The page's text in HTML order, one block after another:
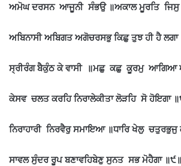
ਅਮੋਘ ਦਰਸਨ ਆਜੂਨੀ ਸੰਭਉ ॥ਅਕਾਲ ਮੂਰਤਿ ਜਿਸੁ
ਅਬਿਨਾਸੀ ਅਬਿਗਤ ਅਗੋਚਰਸਭੁ ਕਿਛੁ ਤੁਝ ਹੀ ਹੈ
ਸ੍ਰੀਰੰਗ ਬੈਕੁੰਠ ਕੇ ਵਾਸੀ ॥ਮਛੁ ਕਛੁ ਕੂਰਮੁ ਆਗਿਆ
ਕੇਸਵ ਚਲਤ ਕਰਹਿ ਨਿਰਾਲੇਕੀਤਾ ਲੋੜਹਿ ਸੋ ਹੋਇਗਾ
ਨਿਰਾਹਾਰੀ ਨਿਰਵੈਰੁ ਸਮਾਇਆ ॥ਧਾਰਿ ਖੇਲੁ
ਸਾਵਲ ਸੁੰਦਰ ਰੂਪ ਬਣਾਵਹਿਬੇਣੁ ਸੁਨਤ ਸਭ ਮੋਹੈਗਾ ॥੯॥